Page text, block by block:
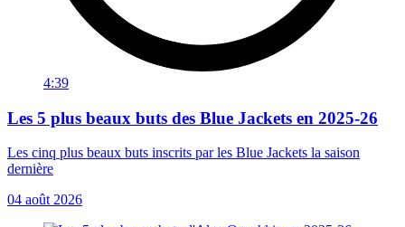
4:39
Les 5 plus beaux buts des Blue Jackets en 2025-26
Les cinq plus beaux buts inscrits par les Blue Jackets la saison
dernière
04 août 2026